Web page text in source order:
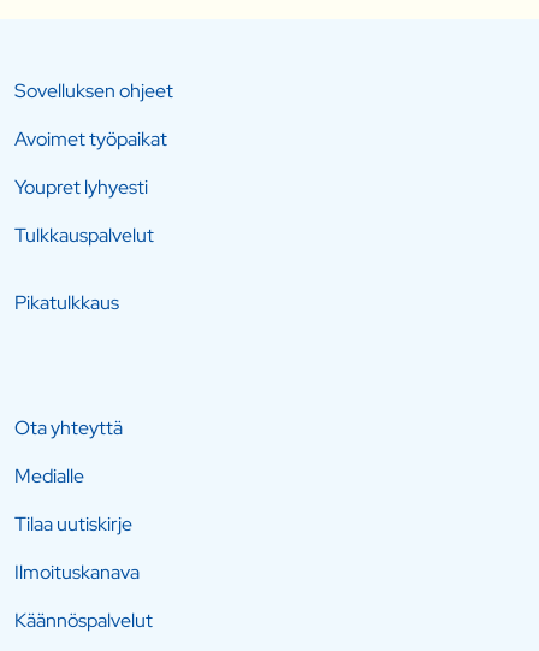
Sovelluksen ohjeet
Avoimet työpaikat
Youpret lyhyesti
Tulkkauspalvelut
Pikatulkkaus
Ota yhteyttä
Medialle
Tilaa uutiskirje
Ilmoituskanava
Käännöspalvelut